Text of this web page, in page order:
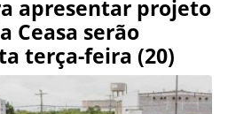
apresentar projeto
Ceasa serão
terça-feira (20)